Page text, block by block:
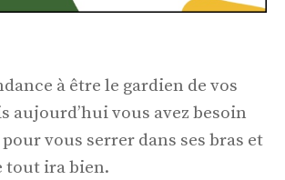
à être le gardien de vos
aujourd’hui vous avez besoin
vous serrer dans ses bras et
tout ira bien.